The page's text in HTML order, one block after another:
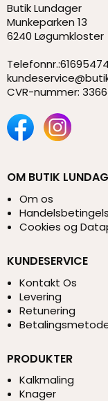
Butik Lundager
Munkeparken 13
6240 Løgumkloster
Telefonnr.:61695474
CVR-nummer:
OM BUTIK
Om os
Cookies og
KUNDESERVICE
Kontakt Os
Levering
Retunering
PRODUKTER
Kalkmaling
Knager